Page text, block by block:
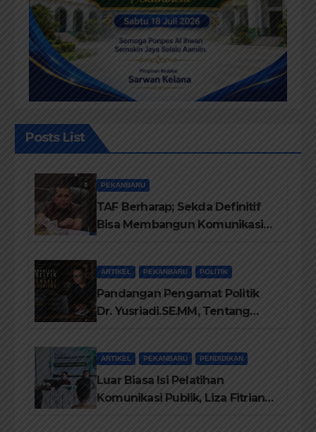
Posts List
PEKANBARU
TAF Berharap; Sekda Definitif
Bisa Membangun Komunikasi
ARTIKEL PEKANBARU POLITIK
Pandangan Pengamat Politik
Dr. Yusriadi.SE.MM, Tentang
ARTIKEL PEKANBARU PENDIDIKAN
Luar Biasa Isi Pelatihan
Komunikasi Publik, Liza Fitriani